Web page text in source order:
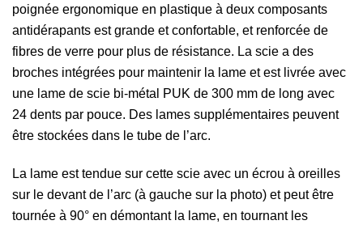
poignée ergonomique en plastique à deux composants
antidérapants est grande et confortable, et renforcée de
fibres de verre pour plus de résistance. La scie a des
broches intégrées pour maintenir la lame et est livrée avec
une lame de scie bi-métal PUK de 300 mm de long avec
24 dents par pouce. Des lames supplémentaires peuvent
être stockées dans le tube de l’arc.
La lame est tendue sur cette scie avec un écrou à oreilles
sur le devant de l’arc (à gauche sur la photo) et peut être
tournée à 90° en démontant la lame, en tournant les